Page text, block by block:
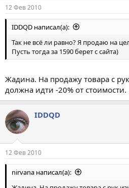
12 Фев 2010
IDDQD написал(а):
Так не всё ли равно? Я продаю на
Пусть тогда за 1590 берет с сайта)
Жадина. На продажу товара с
должна идти -20% от стоимости.
IDDQD
12 Фев 2010
nirvana написал(а):